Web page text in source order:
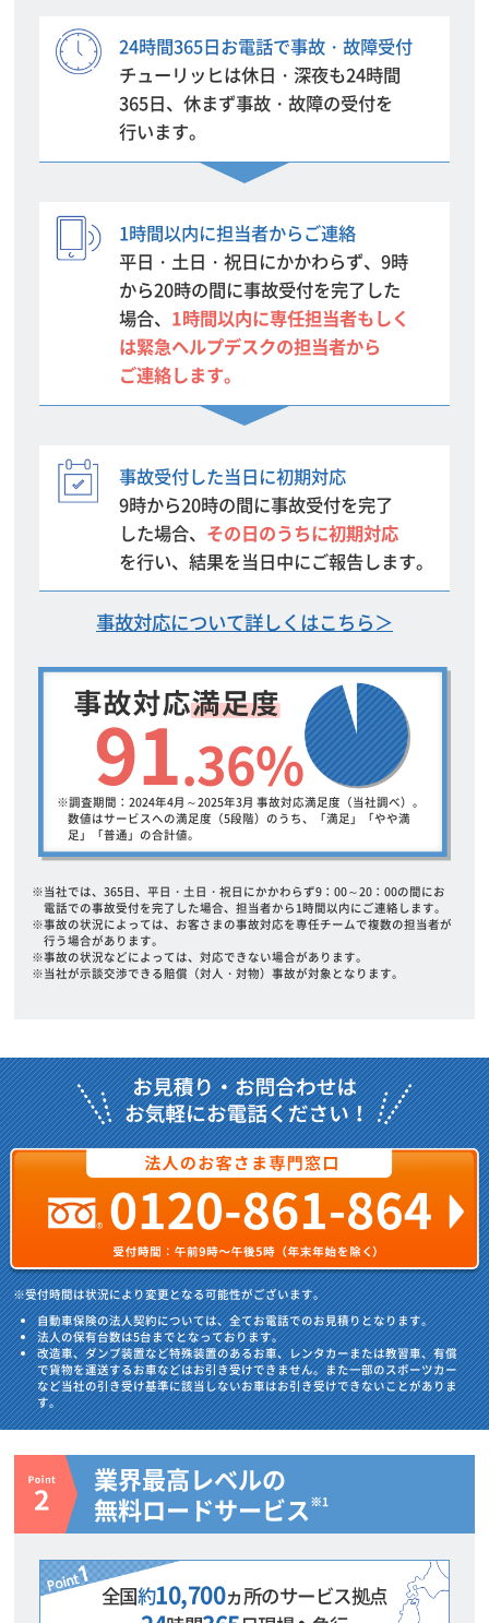
24時間365日お電話で事故・故障受付
チューリッヒは休日・深夜も24時間
365日、休まず事故・故障の受付を
行います。
1時間以内に担当者からご連絡
平日・土日・祝日にかかわらず、9時
から20時の間に事故受付を完了した
場合、 1時間以内に専任担当者もしく
は緊急ヘルプデスクの担当者から
ご連絡します。
事故受付した当日に初期対応
9時から20時の間に事故受付を完了
した場合、 その日のうちに初期対応
を行い、結果を当日中にご報告します。
事故対応について詳しくはこちら＞
91.36%
※調査期間：2024年4月～2025年3月 事故対応満足度（当社調べ）。
数値はサービスへの満足度（5段階）のうち、「満足」「やや満
足」「普通」の合計値。
※当社では、365日、平日・土日・祝日にかかわらず9：00～20：00の間にお
電話での事故受付を完了した場合、 担当者から1時間以内にご連絡します。
※事故の状況によっては、お客さまの事故対応を専任チームで複数の担当者が
行う場合があります。
※事故の状況などによっては、対応できない場合があります。
※当社が示談交渉できる賠償（対人・対物）事故が対象となります。
※受付時間は状況により変更となる可能性がございます。
自動車保険の法人契約については、全てお電話でのお見積りとなります。
法人の保有台数は5台までとなっております。
改造車、ダンプ装置など特殊装置のあるお車、レンタカーまたは教習車、有償
で貨物を運送するお車などはお引き受けできません。また一部のスポーツカー
など当社の引き受け基準に該当しないお車はお引き受けできないことがありま
す。
業界最高レベルの
無料ロードサービス ※1
全国約10,700ヵ所のサービス拠点